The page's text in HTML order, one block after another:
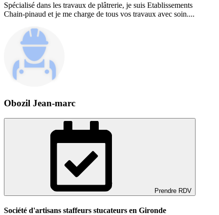
Spécialisé dans les travaux de plâtrerie, je suis Etablissements
Chain-pinaud et je me charge de tous vos travaux avec soin....
Obozil Jean-marc
Prendre RDV
Société d'artisans staffeurs stucateurs en Gironde